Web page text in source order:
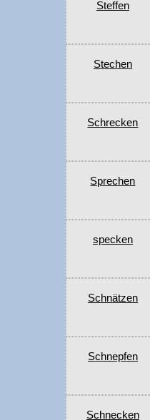
Steffen
Stechen
Schrecken
Sprechen
specken
Schnätzen
Schnepfen
Schnecken